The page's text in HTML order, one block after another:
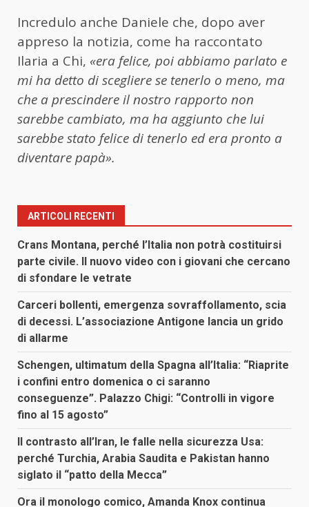
Incredulo anche Daniele che, dopo aver
appreso la notizia, come ha raccontato
Ilaria a Chi, «era felice, poi abbiamo parlato e
mi ha detto di scegliere se tenerlo o meno, ma
che a prescindere il nostro rapporto non
sarebbe cambiato, ma ha aggiunto che lui
sarebbe stato felice di tenerlo ed era pronto a
diventare papà».
ARTICOLI RECENTI
Crans Montana, perché l’Italia non potrà costituirsi
parte civile. Il nuovo video con i giovani che cercano
di sfondare le vetrate
Carceri bollenti, emergenza sovraffollamento, scia
di decessi. L’associazione Antigone lancia un grido
di allarme
Schengen, ultimatum della Spagna all’Italia: “Riaprite
i confini entro domenica o ci saranno
conseguenze”. Palazzo Chigi: “Controlli in vigore
fino al 15 agosto”
Il contrasto all’Iran, le falle nella sicurezza Usa:
perché Turchia, Arabia Saudita e Pakistan hanno
siglato il “patto della Mecca”
Ora il monologo comico, Amanda Knox continua